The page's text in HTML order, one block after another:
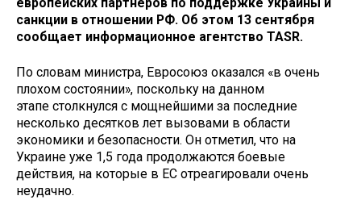
санкции в отношении РФ. Об этом 13 сентября
сообщает информационное агентство TASR.
По словам министра, Евросоюз оказался «в очень
плохом состоянии», поскольку на данном
этапе столкнулся с мощнейшими за последние
несколько десятков лет вызовами в области
экономики и безопасности. Он отметил, что на
Украине уже 1,5 года продолжаются боевые
действия, на которые в ЕС отреагировали очень
неудачно.